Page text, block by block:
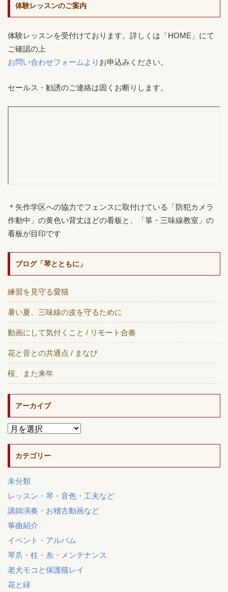
体験レッスンのご案内
体験レッスンを受付けております。詳しくは「HOME」にて
ご確認の上
お問い合わせフォームより お申込みください。
セールス・勧誘のご連絡は固くお断りします。
＊矢作学区への協力でフェンスに取付けている「防犯カメラ
作動中」の黄色い背丈ほどの看板と、「箏・三味線教室」の
看板が目印です
ブログ「琴とともに」
練習を見守る愛猫
暑い夏、三味線の皮を守るために
動画にして気付くこと / リモート合奏
花と音との共通点 / まなび
桜、また来年
アーカイブ
カテゴリー
未分類
レッスン・琴・音色・工夫など
講師演奏・お稽古動画など
筝曲紹介
イベント・アルバム
琴爪・柱・糸・メンテナンス
老犬モコと保護猫レイ
花と緑